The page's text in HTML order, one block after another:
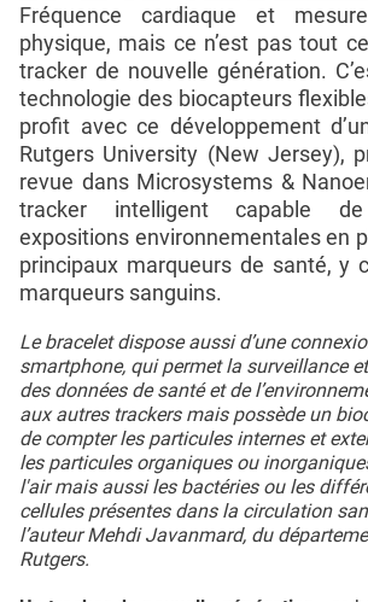
Fréquence cardiaque et
physique, mais ce n’est pas tout
tracker de nouvelle génération.
technologie des biocapteurs
profit avec ce développement
Rutgers University (New Jersey),
revue dans Microsystems &
tracker intelligent capable
expositions environnementales en
principaux marqueurs de santé, y
marqueurs sanguins.
Le bracelet dispose aussi d’une
smartphone, qui permet la surveillance
des données de santé et de
aux autres trackers mais possède un
de compter les particules internes et
les particules organiques ou
l'air mais aussi les bactéries ou les
cellules présentes dans la circulation
l’auteur Mehdi Javanmard, du
Rutgers.